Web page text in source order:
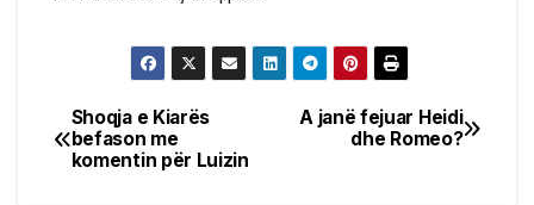
Post
navigation
A janë fejuar Heidi
dhe Romeo?
Shoqja e Kiarës
befason me
komentin për Luizin